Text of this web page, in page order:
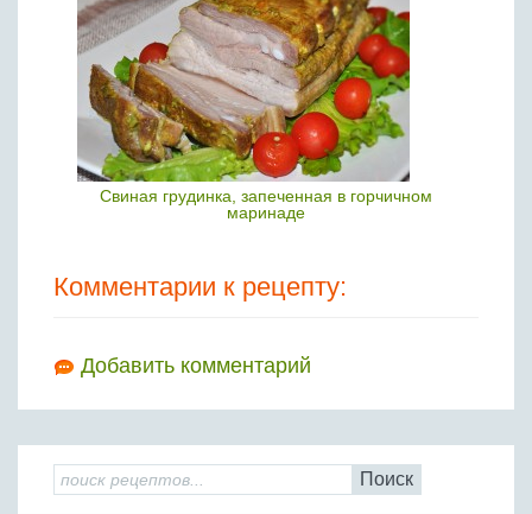
Свиная грудинка, запеченная в горчичном
маринаде
Комментарии к рецепту:
Добавить комментарий
Поиск